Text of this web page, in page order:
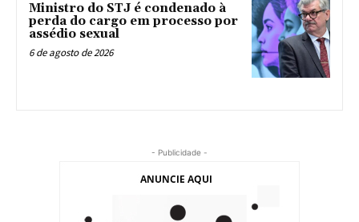
Ministro do STJ é condenado à
perda do cargo em processo por
assédio sexual
6 de agosto de 2026
- Publicidade -